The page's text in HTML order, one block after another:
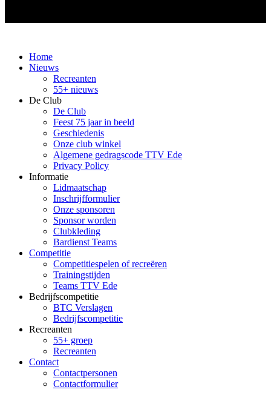
Home
Nieuws
Recreanten
55+ nieuws
De Club
De Club
Feest 75 jaar in beeld
Geschiedenis
Onze club winkel
Algemene gedragscode TTV Ede
Privacy Policy
Informatie
Lidmaatschap
Inschrijfformulier
Onze sponsoren
Sponsor worden
Clubkleding
Bardienst Teams
Competitie
Competitiespelen of recreëren
Trainingstijden
Teams TTV Ede
Bedrijfscompetitie
BTC Verslagen
Bedrijfscompetitie
Recreanten
55+ groep
Recreanten
Contact
Contactpersonen
Contactformulier